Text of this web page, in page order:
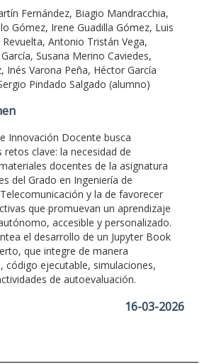
Fernández, Biagio Mandracchia,
Gómez, Irene Guadilla Gómez, Luis
Revuelta, Antonio Tristán Vega,
Susana Merino Caviedes,
Inés Varona Peña, Héctor García
Pindado Salgado (alumno)
Innovación Docente busca
clave: la necesidad de
docentes de la asignatura
del Grado en Ingeniería de
y la de favorecer
que promuevan un aprendizaje
accesible y personalizado.
el desarrollo de un Jupyter Book
que integre de manera
código ejecutable, simulaciones,
de autoevaluación.
16-03-2026